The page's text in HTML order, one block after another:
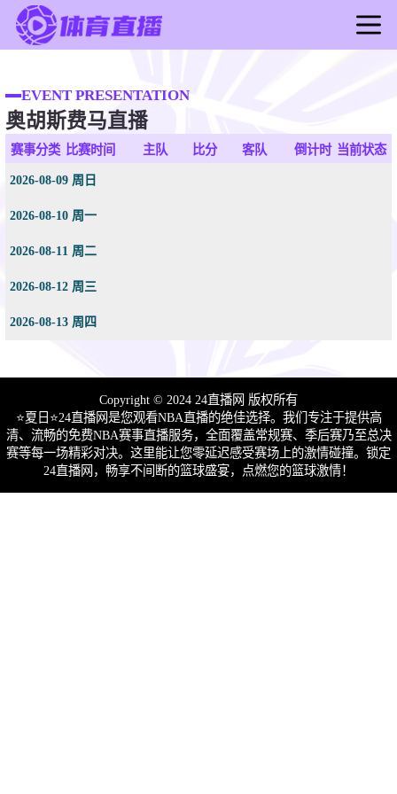
足球直播
篮球直播
足球录像
篮球新闻
EVENT PRESENTATION
奥胡斯费马直播
赛事分类 比赛时间 主队 比分 客队 倒计时 当前状态
2026-08-09 周日
2026-08-10 周一
2026-08-11 周二
2026-08-12 周三
2026-08-13 周四
Copyright © 2024 24直播网 版权所有
⭐️夏日⭐24直播网是您观看NBA直播的绝佳选择。我们专注于提供高
清、流畅的免费NBA赛事直播服务，全面覆盖常规赛、季后赛乃至总决
赛等每一场精彩对决。这里能让您零延迟感受赛场上的激情碰撞。锁定
24直播网，畅享不间断的篮球盛宴，点燃您的篮球激情！